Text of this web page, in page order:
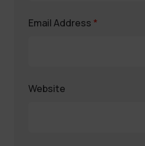
Email Address *
Website